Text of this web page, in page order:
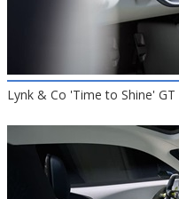
Lynk & Co 'Time to Shine'